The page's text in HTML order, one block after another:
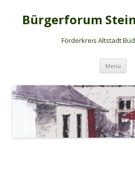
Bürgerforum
Förderkreis Altstadt
Menü